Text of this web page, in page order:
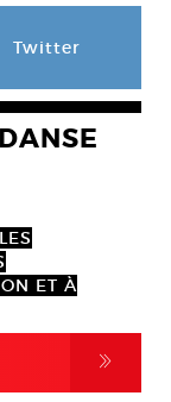
Twitter
ET À
,